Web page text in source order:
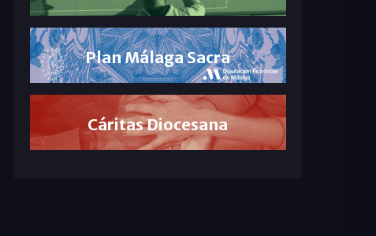
Plan Málaga Sacra
Cáritas Diocesana